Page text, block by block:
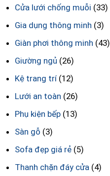
Cửa lưới chống muỗi (33)
Gia dụng thông minh (3)
Giàn phơi thông minh (43)
Giường ngủ (26)
Kệ trang trí (12)
Lưới an toàn (26)
Phụ kiện bếp (13)
Sàn gỗ (3)
Sofa đẹp giá rẻ (5)
Thanh chặn đáy cửa (4)